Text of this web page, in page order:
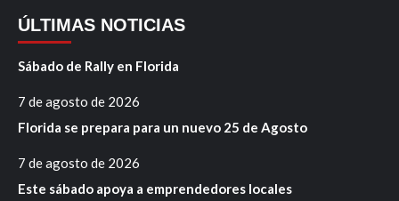
ÚLTIMAS NOTICIAS
Sábado de Rally en Florida
7 de agosto de 2026
Florida se prepara para un nuevo 25 de Agosto
7 de agosto de 2026
Este sábado apoya a emprendedores locales